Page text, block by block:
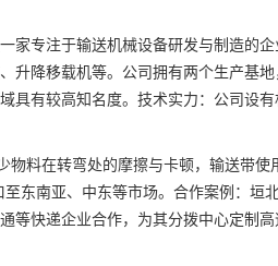
家专注于输送机械设备研发与制造的
升降移载机等。公司拥有两个生产基
具有较高知名度。技术实力：公司设
料在转弯处的摩擦与卡顿，输送带
东南亚、中东等市场。合作案例：垣
等快递企业合作，为其分拨中心定制